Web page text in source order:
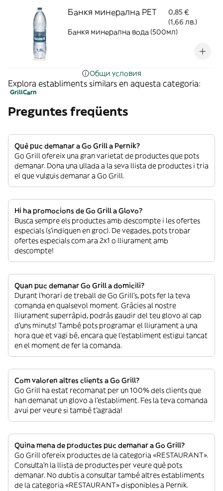
Банкя минерална PET
0,85 €
(1,66 лв.)
Банкя минерална вода (500мл)
Общи условия
Explora establiments similars en aquesta categoria:
GrillCarn
Preguntes freqüents
Què puc demanar a Go Grill a Pernik?
Go Grill ofereix una gran varietat de productes que pots
demanar. Dona una ullada a la seva llista de productes i tria
el que vulguis demanar a Go Grill.
Hi ha promocions de Go Grill a Glovo?
Busca sempre els productes amb descompte i les ofertes
especials (s’indiquen en groc). De vegades, pots trobar
ofertes especials com ara 2x1 o lliurament amb
descompte!
Quan puc demanar Go Grill a domicili?
Durant l’horari de treball de Go Grill’s, pots fer la teva
comanda en qualsevol moment. Gràcies al nostre
lliurament superràpid, podràs gaudir del teu glovo al cap
d’uns minuts! També pots programar el lliurament a una
hora que et vagi bé, encara que l’establiment estigui tancat
en el moment de fer la comanda.
Com valoren altres clients a Go Grill?
Go Grill ha estat recomanat per un 100% dels clients que
han demanat un glovo a l’establiment. Fes la teva comanda
avui per veure si també t’agrada!
Quina mena de productes puc demanar a Go Grill?
Go Grill ofereix productes de la categoria «RESTAURANT».
Consulta’n la llista de productes per veure què pots
demanar. No dubtis a consultar també altres establiments
de la categoria «RESTAURANT» disponibles a Pernik.